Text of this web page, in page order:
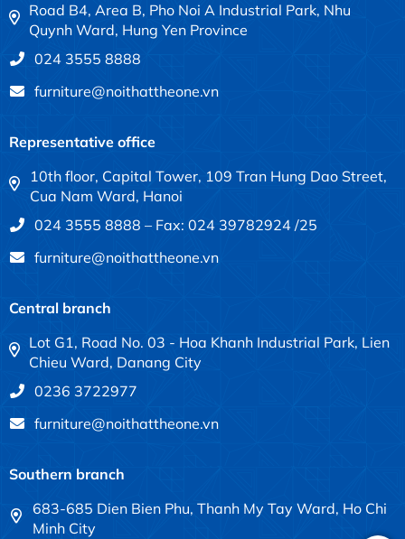
Road B4, Area B, Pho Noi A Industrial Park, Nhu
Quynh Ward, Hung Yen Province
024 3555 8888
furniture@noithattheone.vn
Representative office
10th floor, Capital Tower, 109 Tran Hung Dao Street,
Cua Nam Ward, Hanoi
024 3555 8888 – Fax: 024 39782924 /25
furniture@noithattheone.vn
Central branch
Lot G1, Road No. 03 - Hoa Khanh Industrial Park, Lien
Chieu Ward, Danang City
0236 3722977
furniture@noithattheone.vn
Southern branch
683-685 Dien Bien Phu, Thanh My Tay Ward, Ho Chi
Minh City